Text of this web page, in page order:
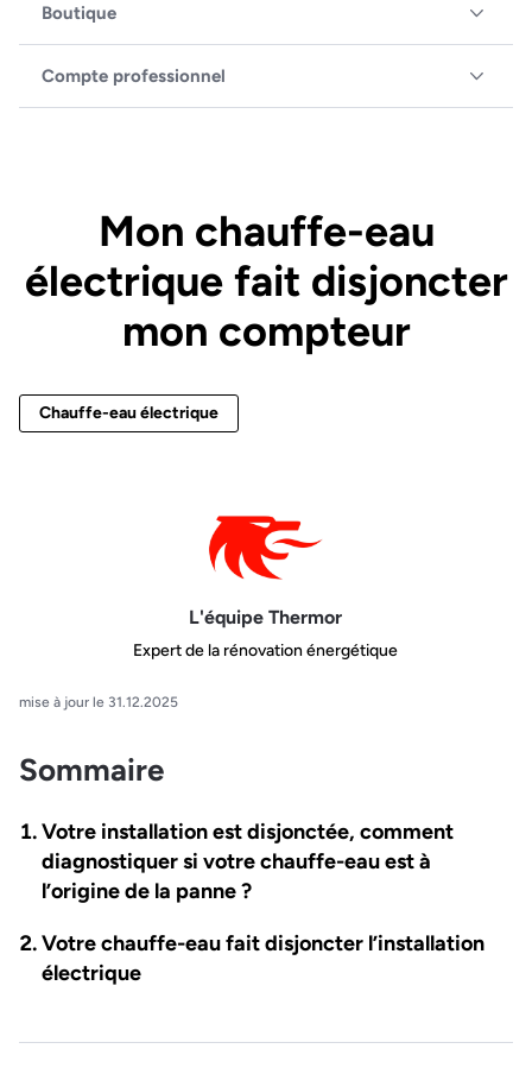
Boutique
Compte professionnel
Mon chauffe-eau
électrique fait disjoncter
mon compteur
Chauffe-eau électrique
L'équipe Thermor
Expert de la rénovation énergétique
mise à jour le 31.12.2025
Sommaire
Votre installation est disjonctée, comment
diagnostiquer si votre chauffe-eau est à
l’origine de la panne ?
Votre chauffe-eau fait disjoncter l’installation
électrique